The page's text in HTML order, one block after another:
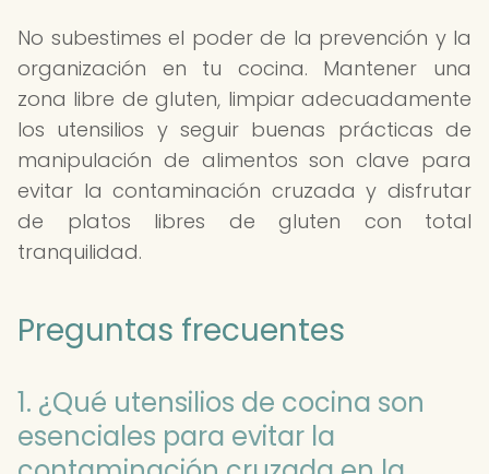
No subestimes el poder de la prevención y la
organización en tu cocina. Mantener una
zona libre de gluten, limpiar adecuadamente
los utensilios y seguir buenas prácticas de
manipulación de alimentos son clave para
evitar la contaminación cruzada y disfrutar
de platos libres de gluten con total
tranquilidad.
Preguntas frecuentes
1. ¿Qué utensilios de cocina son
esenciales para evitar la